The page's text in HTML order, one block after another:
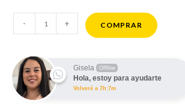
Watch
46MM
GPS
Aluminum
- + COMPRAR
Gisela Offline
Hola, estoy para ayudarte
Volveré a 7h:7m